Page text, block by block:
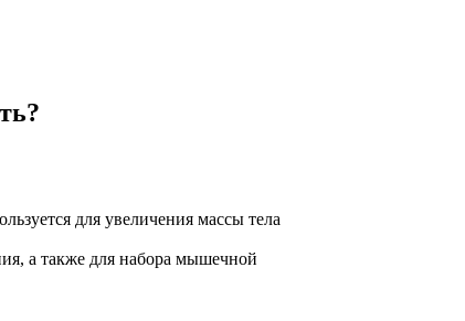
для увеличения массы тела
а также для набора мышечной